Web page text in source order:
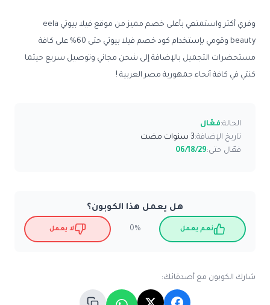
وفري أكثر واستمتعي بأعلى خصم مميز من موقع فيلا بيوتي eela
beauty
وقومي بإستخدام كود خصم فيلا بيوتي حتى 60% على كافة
مستحضرات التجميل بالإضافة إلى شحن مجاني وتوصيل سريع حيثما
كنتي في كافة أنحاء جمهورية مصر العربية !
الحالة:فعّال
تاريخ الإضافة:3 سنوات مضت
فعّال حتى:06/18/29
هل يعمل هذا الكوبون؟
نعم يعمل 0% لا يعمل
شارك الكوبون مع أصدقائك: